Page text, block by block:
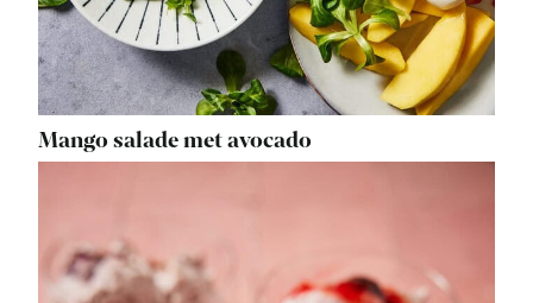
Mango salade met avocado